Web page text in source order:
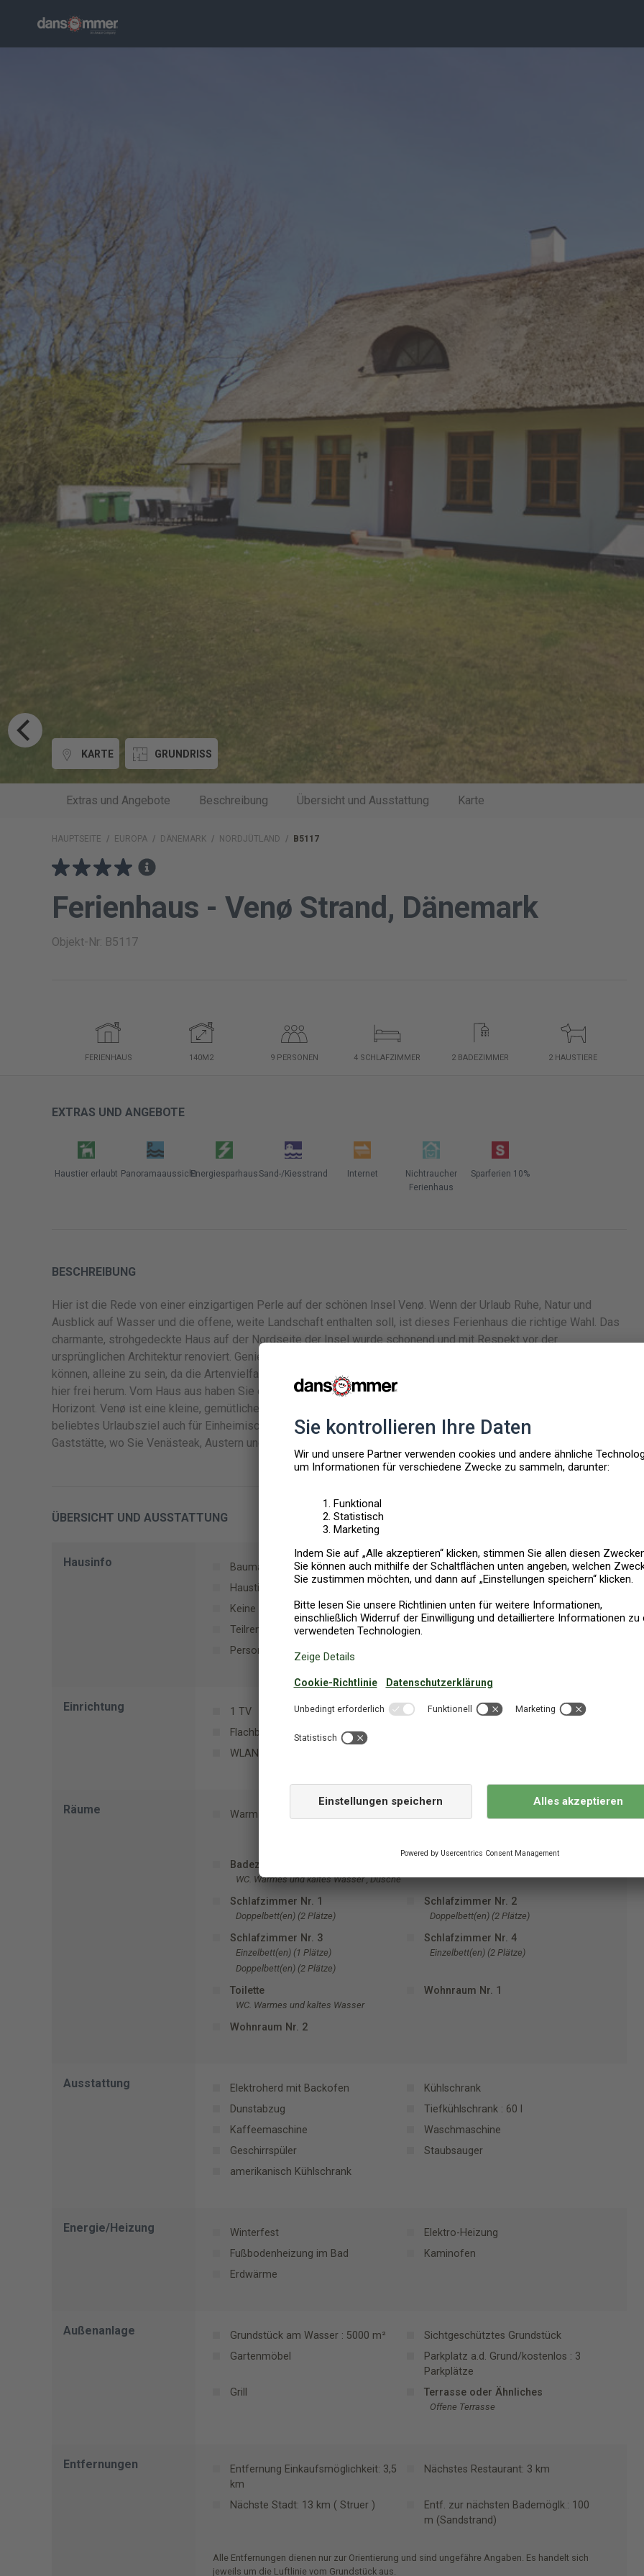
KARTE GRUNDRISS
Extras und Angebote Beschreibung Übersicht und Ausstattung Karte
HAUPTSEITE / EUROPA / DÄNEMARK / NORDJÜTLAND / B5117
Ferienhaus - Venø Strand, Dänemark
Objekt-Nr: B5117
FERIENHAUS 140M2 9PERSONEN 4 SCHLAFZIMMER 2 BADEZIMMER 2 HAUSTIERE
EXTRAS UND ANGEBOTE
Haustier erlaubt PanoramaaussichtEnergiesparhausSand-/Kiesstrand Internet
Nichtraucher
Ferienhaus
Sparferien 10%
BESCHREIBUNG
Hier ist die Rede von einer einzigartigen Perle auf der schönen Insel Venø. Wenn der Urlaub Ruhe, Natur und
Ausblick auf Wasser und die offene, weite Landschaft enthalten soll, ist dieses Ferienhaus die richtige Wahl. Das
charmante, strohgedeckte Haus auf der Nordseite der Insel wurde schonend und mit Respekt vor der
ursprünglichen Architektur renoviert. Genießen Sie die ungestörte Umgebung, in der Sie jedoch nicht erwarten
können, alleine zu sein, da die Artenvielfalt hier ihresgleichen sucht. Fasane, Rotwild, Hasen und andere Wild laufen
hier frei herum. Vom Haus aus haben Sie einen Panoramablick auf die Bucht, an klaren Tagen sehen Sie den
Horizont. Venø ist eine kleine, gemütliche Insel mit häufiger Fährverbindung (www.venoefaergefart.dk) und ein
beliebtes Urlaubsziel auch für Einheimische was die beste Empfehlung ist. Auf der Insel gibt es eine berühmte
Gaststätte, wo Sie Venästeak, Austern und Muscheln sowie andere lokale Spezialitäten probieren können.
ÜBERSICHT UND AUSSTATTUNG
Hausinfo Baumaterial: Stein
Panoramaaussicht auf Gewässer
Haustiere: 2
Keine Bettwäsche mietbar
Keine Handtücher mietbar
Baujahr: 1927
Teilrenovierung (Jahr): 2016
Personen: 9
Einrichtung 1 TV
Satellitenschüssel, D-Kanäle
Flachbildfernseher
WLAN
Räume Warm-/Kaltwasser in der Küche Badezimmer Nr. 1
Badezimmer Nr. 2
WC. Warmes und kaltes Wasser , Dusche
Schlafzimmer Nr. 1
Doppelbett(en) (2 Plätze)
Schlafzimmer Nr. 2
Doppelbett(en) (2 Plätze)
Schlafzimmer Nr. 3
Einzelbett(en) (1 Plätze)
Doppelbett(en) (2 Plätze)
Schlafzimmer Nr. 4
Einzelbett(en) (2 Plätze)
Toilette
WC. Warmes und kaltes Wasser
Wohnraum Nr. 1
Wohnraum Nr. 2
Ausstattung Elektroherd mit Backofen
Kühlschrank
Dunstabzug
Tiefkühlschrank : 60 l
Kaffeemaschine
Waschmaschine
Geschirrspüler
Staubsauger
amerikanisch Kühlschrank
Energie/Heizung Winterfest
Elektro-Heizung
Fußbodenheizung im Bad
Kaminofen
Erdwärme
Außenanlage Grundstück am Wasser : 5000 m²
Sichtgeschütztes Grundstück
Gartenmöbel
Parkplatz a.d. Grund/kostenlos : 3
Parkplätze
Grill
Terrasse oder Ähnliches
Offene Terrasse
Entfernungen
Entfernung Einkaufsmöglichkeit: 3,5
km
Nächstes Restaurant: 3 km
Nächste Stadt: 13 km ( Struer )
Entf. zur nächsten Bademöglk.: 100
m (Sandstrand)
Alle Entfernungen dienen nur zur Orientierung und sind ungefähre Angaben. Es handelt sich
jeweils um die Luftlinie vom Grundstück aus.